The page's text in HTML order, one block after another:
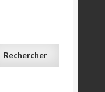
Rechercher